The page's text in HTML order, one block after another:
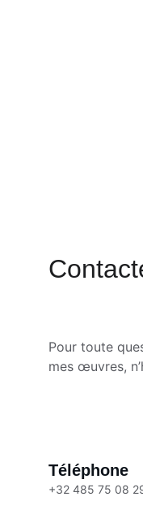
Pour toute
mes œuvres,
Téléphone
+32 485 75 08